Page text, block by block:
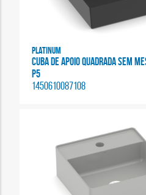
Platinum
CUBA DE APOIO QUADRADA SEM
P5
1450610087108